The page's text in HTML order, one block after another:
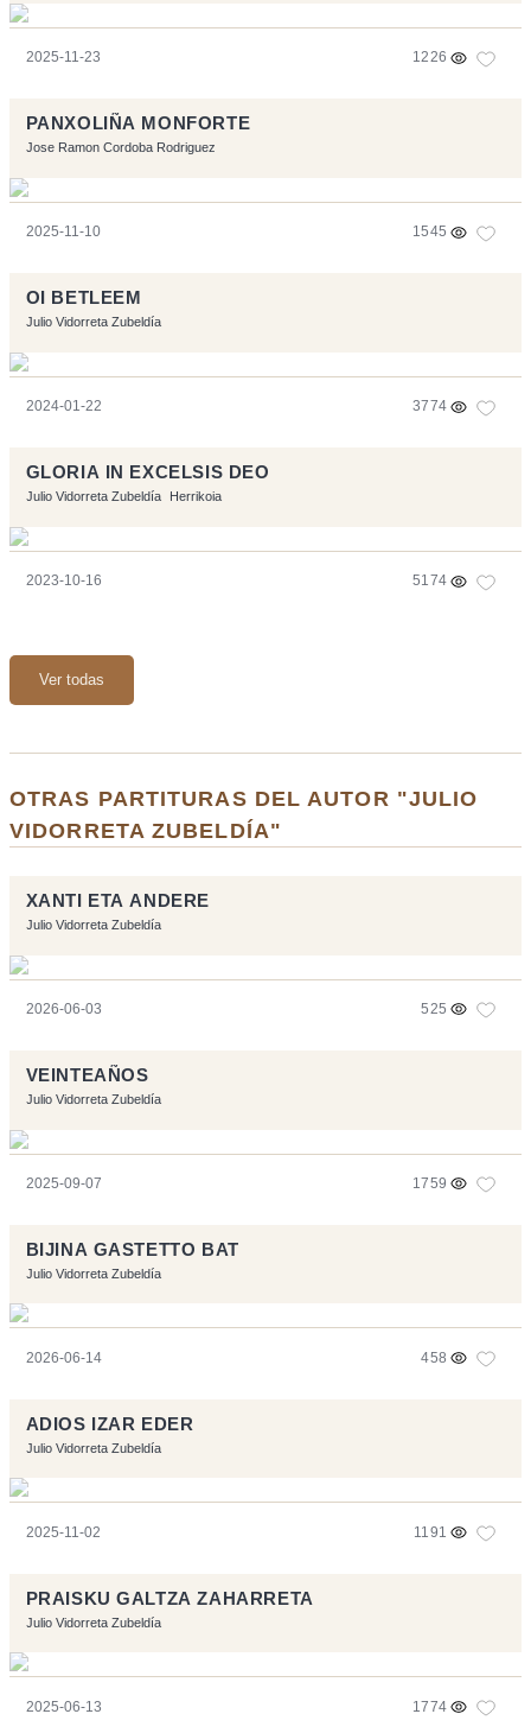
2025-11-23 1226
PANXOLIÑA MONFORTE
Jose Ramon Cordoba Rodriguez
2025-11-10 1545
OI BETLEEM
Julio Vidorreta Zubeldía
2024-01-22 3774
GLORIA IN EXCELSIS DEO
Julio Vidorreta Zubeldía Herrikoia
2023-10-16 5174
Ver todas
OTRAS PARTITURAS DEL AUTOR "JULIO
VIDORRETA ZUBELDÍA"
XANTI ETA ANDERE
Julio Vidorreta Zubeldía
2026-06-03 525
VEINTEAÑOS
Julio Vidorreta Zubeldía
2025-09-07 1759
BIJINA GASTETTO BAT
Julio Vidorreta Zubeldía
2026-06-14 458
ADIOS IZAR EDER
Julio Vidorreta Zubeldía
2025-11-02 1191
PRAISKU GALTZA ZAHARRETA
Julio Vidorreta Zubeldía
2025-06-13 1774